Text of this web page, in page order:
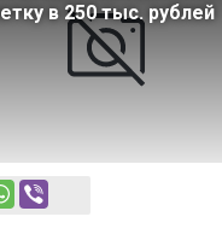
в 250 тыс. рублей